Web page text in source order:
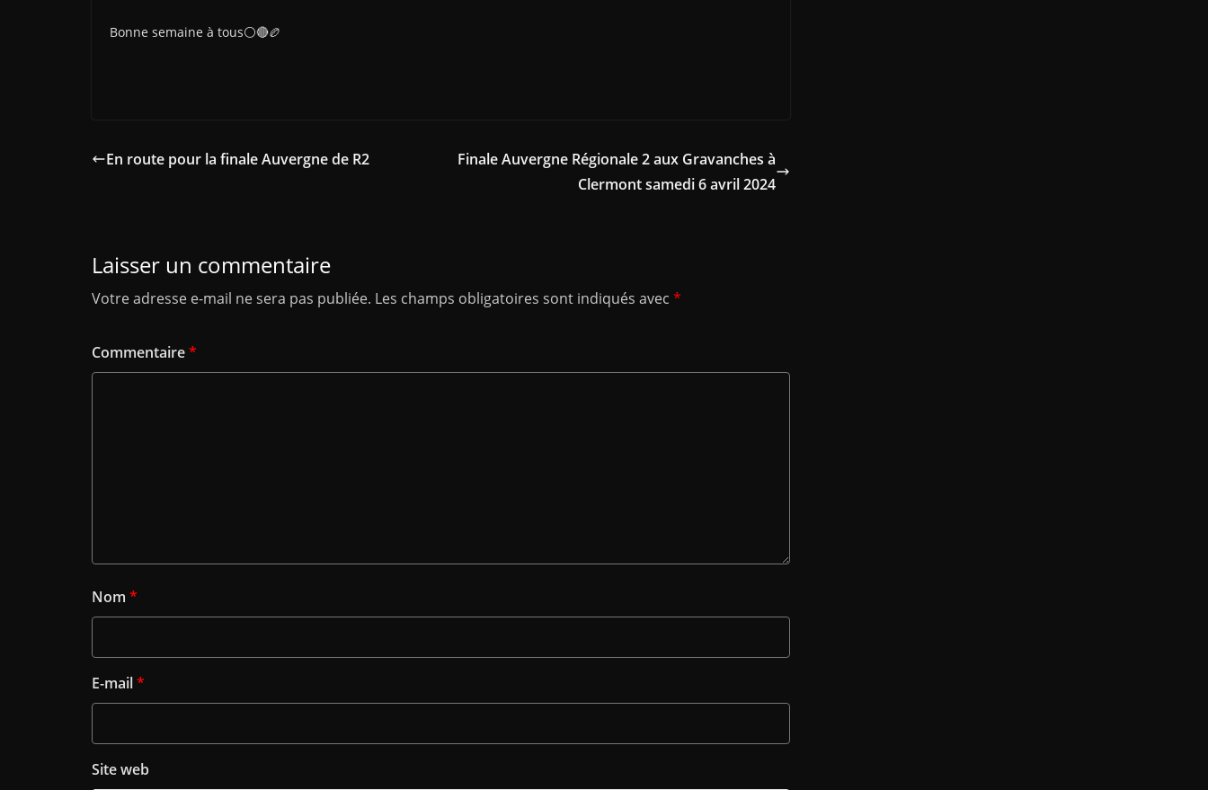
Bonne semaine à tous⚪️🔴🏉
En route pour la finale Auvergne de R2
Finale Auvergne Régionale 2 aux Gravanches à
Clermont samedi 6 avril 2024
Laisser un commentaire
Votre adresse e-mail ne sera pas publiée. Les champs obligatoires sont indiqués avec *
Commentaire*
Nom *
E-mail*
Site web